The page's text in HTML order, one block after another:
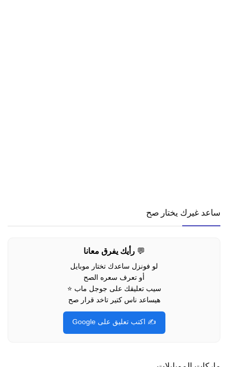
ساعد غيرك يختار صح
💬رأيك يفرق معانا
لو فونزل ساعدك تختار موبايل
أو تعرف سعره الصح
سيب تعليقك على جوجل ماب ⭐
هيساعد ناس كتير تاخد قرار صح
✍️ اكتب تعليق على Google